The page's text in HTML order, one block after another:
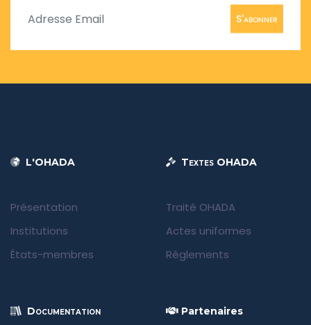
S'abonner
L'OHADA
Présentation
Institutions
États-membres
Textes OHADA
Traité OHADA
Actes uniformes
Règlements
Documentation Partenaires